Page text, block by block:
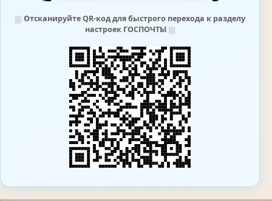
⛆ Отсканируйте QR-код для быстрого перехода к разделу
настроек ГОСПОЧТЫ⛆